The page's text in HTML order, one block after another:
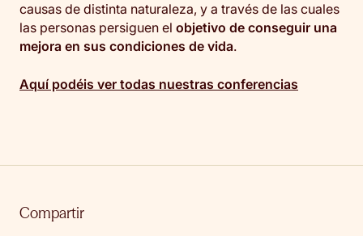
causas de distinta naturaleza, y a través de las cuales
las personas persiguen el objetivo de conseguir una
mejora en sus condiciones de vida.
Aquí podéis ver todas nuestras conferencias
Compartir